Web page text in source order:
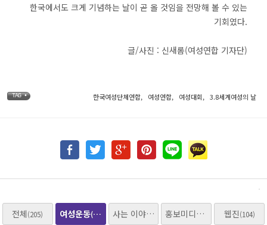
한국에서도 크게 기념하는 날이 곧 올 것임을 전망해 볼 수 있는
기회였다.
글/사진 : 신새롬(여성연합 기자단)
TAG • 한국여성단체연합, 여성연합, 여성대회, 3.8세계여성의 날
전체(205) 여성운동(205) 사는 이야기(153) 홍보미디어 웹진(104)